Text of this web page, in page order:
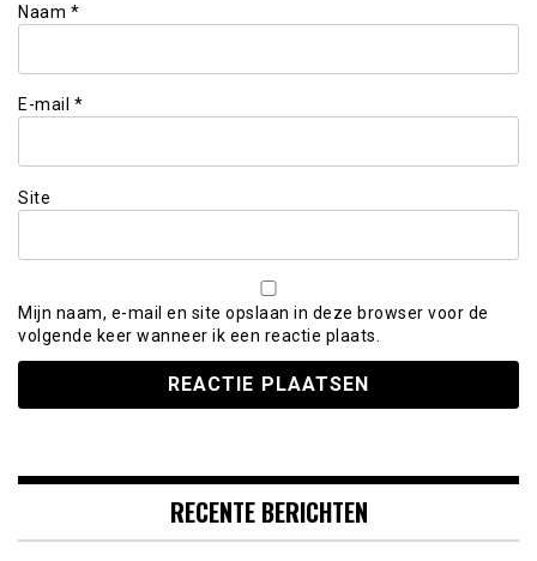
Naam *
E-mail *
Site
Mijn naam, e-mail en site opslaan in deze browser voor de
volgende keer wanneer ik een reactie plaats.
RECENTE BERICHTEN